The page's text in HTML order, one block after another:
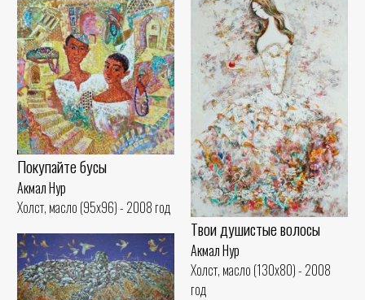
Твои душистые волосы
Акмал Нур
Холст, масло (130x80) - 2008
год
Покупайте бусы
Акмал Нур
Холст, масло (95x96) - 2008 год